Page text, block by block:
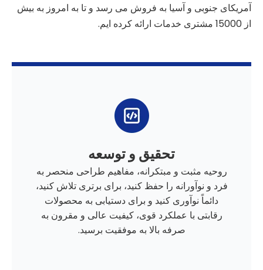
آمریکای جنوبی و آسیا به فروش می رسد و تا به امروز به بیش
از 15000 مشتری خدمات ارائه کرده ایم.
تحقیق و توسعه
روحیه مثبت و مبتکرانه، مفاهیم طراحی منحصر به
فرد و نوآورانه را حفظ کنید، برای برتری تلاش کنید،
دائماً نوآوری کنید و برای دستیابی به محصولات
رقابتی با عملکرد قوی، کیفیت عالی و مقرون به
صرفه بالا به موفقیت برسید.